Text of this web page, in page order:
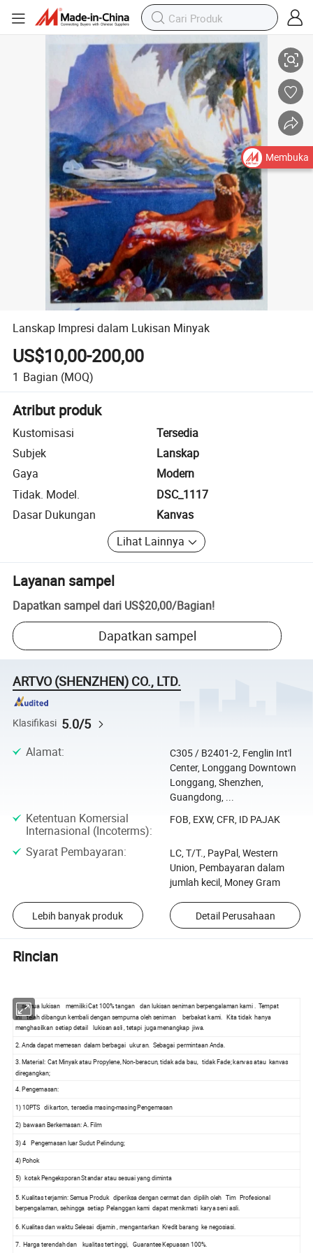
Lanskap Impresi dalam Lukisan Minyak
Lanskap Impresi dalam Lukisan Minyak
US$10,00-200,00
1 Bagian (MOQ)
Atribut produk
Kustomisasi
Tersedia
Subjek
Lanskap
Gaya
Modern
Tidak. Model.
DSC_1117
Dasar Dukungan
Kanvas
Lihat Lainnya
Layanan sampel
Dapatkan sampel dari US$20,00/Bagian!
Dapatkan sampel
ARTVO (SHENZHEN) CO., LTD.
Klasifikasi 5.0/5
Alamat:
C305 / B2401-2, Fenglin Int'l
Center, Longgang Downtown
Longgang, Shenzhen,
Guangdong, ...
Ketentuan Komersial
Internasional (Incoterms):
FOB, EXW, CFR, ID PAJAK
Syarat Pembayaran:
LC, T/T., PayPal, Western
Union, Pembayaran dalam
jumlah kecil, Money Gram
Lebih banyak produk Detail Perusahaan
Rincian
1 .semua lukisan memiliki Cat 100% tangan dan lukisan seniman berpengalaman kami . Tempat
ini telah dibangun kembali dengan sempurna oleh seniman berbakat kami. Kita tidak hanya
menghasilkan setiap detail lukisan asli , tetapi juga menangkap jiwa.
2. Anda dapat memesan dalam berbagai ukuran. Sebagai permintaan Anda.
3. Material: Cat Minyak atau Propylene, Non-beracun, tidak ada bau, tidak Fade; kanvas atau kanvas
diregangkan;
4. Pengemasan:
1) 10PTS di karton, tersedia masing-masing Pengemasan
2) bawaan Berkemasan: A. Film
3) 4 Pengemasan luar Sudut Pelindung;
4) Pohok
5) kotak Pengeksporan Standar atau sesuai yang diminta
5. Kualitas terjamin: Semua Produk diperiksa dengan cermat dan dipilih oleh Tim Profesional
berpengalaman, sehingga setiap Pelanggan kami dapat menikmati karya seni asli.
6. Kualitas dan waktu Selesai dijamin , mengantarkan Kredit barang ke negosiasi.
7. Harga terendah dan kualitas tertinggi, Guarantee Kepuasan 100%.
Membuka